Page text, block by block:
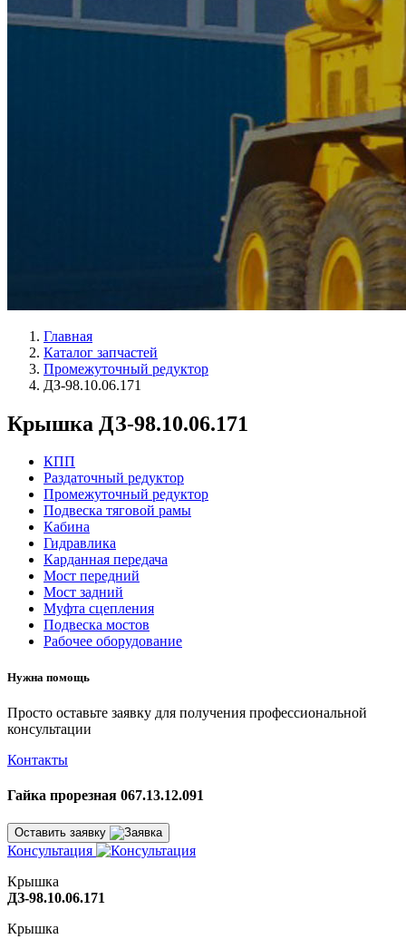
Главная
Каталог запчастей
Промежуточный редуктор
ДЗ-98.10.06.171
Крышка ДЗ-98.10.06.171
КПП
Раздаточный редуктор
Промежуточный редуктор
Подвеска тяговой рамы
Кабина
Гидравлика
Карданная передача
Мост передний
Мост задний
Муфта сцепления
Подвеска мостов
Рабочее оборудование
Нужна помощь
Просто оставьте заявку для получения профессиональной
консультации
Контакты
Гайка прорезная 067.13.12.091
Оставить заявку
Консультация
Крышка
ДЗ-98.10.06.171
Крышка